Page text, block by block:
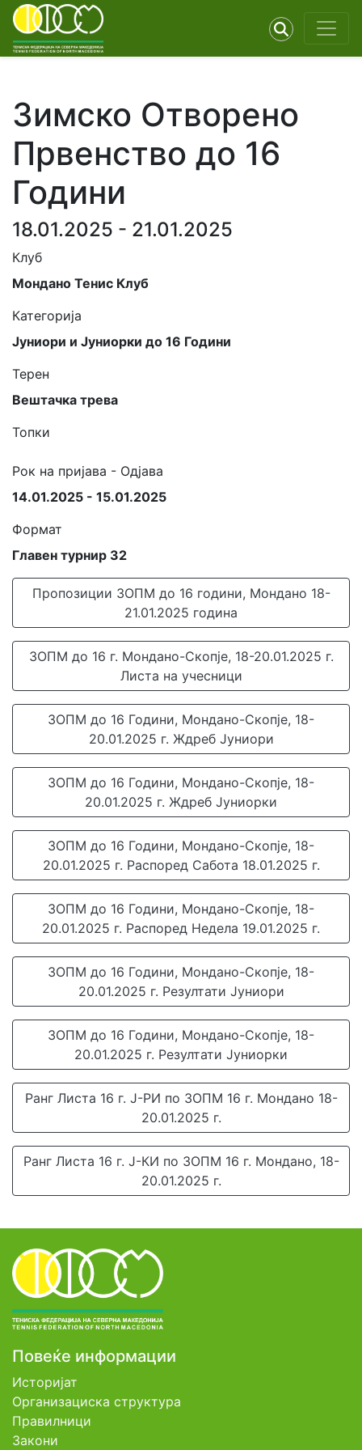
Зимско Отворено
Првенство до 16
Години
18.01.2025 - 21.01.2025
Клуб
Мондано Тенис Клуб
Категорија
Јуниори и Јуниорки до 16 Години
Терен
Вештачка трева
Топки
Рок на пријава - Одјава
14.01.2025 - 15.01.2025
Формат
Главен турнир 32
Пропозиции ЗОПМ до 16 години, Мондано 18-
21.01.2025 година
ЗОПМ до 16 г. Мондано-Скопје, 18-20.01.2025 г.
Листа на учесници
ЗОПМ до 16 Години, Мондано-Скопје, 18-
20.01.2025 г. Ждреб Јуниори
ЗОПМ до 16 Години, Мондано-Скопје, 18-
20.01.2025 г. Ждреб Јуниорки
ЗОПМ до 16 Години, Мондано-Скопје, 18-
20.01.2025 г. Распоред Сабота 18.01.2025 г.
ЗОПМ до 16 Години, Мондано-Скопје, 18-
20.01.2025 г. Распоред Недела 19.01.2025 г.
ЗОПМ до 16 Години, Мондано-Скопје, 18-
20.01.2025 г. Резултати Јуниори
ЗОПМ до 16 Години, Мондано-Скопје, 18-
20.01.2025 г. Резултати Јуниорки
Ранг Листа 16 г. Ј-РИ по ЗОПМ 16 г. Мондано 18-
20.01.2025 г.
Ранг Листа 16 г. Ј-КИ по ЗОПМ 16 г. Мондано, 18-
20.01.2025 г.
Повеќе информации
Историјат
Организациска структура
Правилници
Закони